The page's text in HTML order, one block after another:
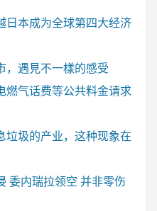
日本成为全球第四大经济
，遇見不一樣的感受
燃气话费等公共料金请求
垃圾的产业，这种现象在
委内瑞拉领空 并非零伤